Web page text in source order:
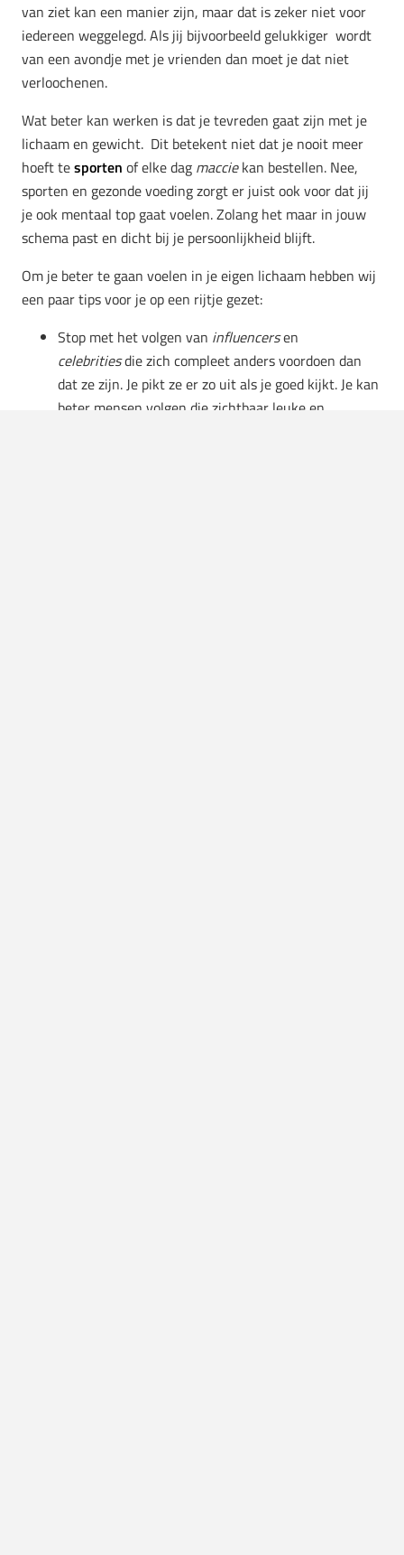
van ziet kan een manier zijn, maar dat is zeker niet voor
iedereen weggelegd. Als jij bijvoorbeeld gelukkiger wordt
van een avondje met je vrienden dan moet je dat niet
verloochenen.
Wat beter kan werken is dat je tevreden gaat zijn met je
lichaam en gewicht. Dit betekent niet dat je nooit meer
hoeft tesporten of elke dag macciekan bestellen. Nee,
sporten en gezonde voeding zorgt er juist ook voor dat jij
je ook mentaal top gaat voelen. Zolang het maar in jouw
schema past en dicht bij je persoonlijkheid blijft.
Om je beter te gaan voelen in je eigen lichaam hebben wij
een paar tips voor je op een rijtje gezet:
Stop met het volgen van influencersen
celebritiesdie zich compleet anders voordoen dan
dat ze zijn. Je pikt ze er zo uit als je goed kijkt. Je kan
beter mensen volgen die zichtbaar leuke en